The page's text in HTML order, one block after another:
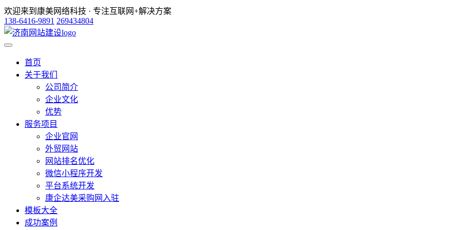
欢迎来到康美网络科技 · 专注互联网+解决方案
138-6416-9891 269434804
首页
关于我们
公司简介
企业文化
优势
服务项目
企业官网
外贸网站
网站排名优化
微信小程序开发
平台系统开发
康企达美采购网入驻
模板大全
成功案例